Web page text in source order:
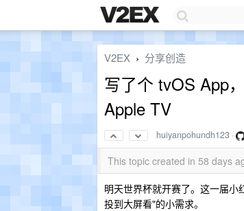
V2EX › 分享创造
写了个 tvOS App
Apple TV
huiyanpohundh123 ·
This topic created in 58 days
明天世界杯就开赛了。这一届
投到大屏看"的小需求。